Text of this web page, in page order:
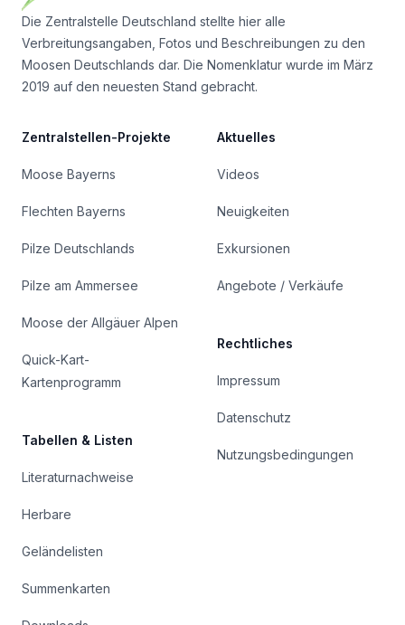
Die Zentralstelle Deutschland stellte hier alle
Verbreitungsangaben, Fotos und Beschreibungen zu den
Moosen Deutschlands dar. Die Nomenklatur wurde im März
2019 auf den neuesten Stand gebracht.
Zentralstellen-Projekte
Moose Bayerns
Flechten Bayerns
Pilze Deutschlands
Pilze am Ammersee
Moose der Allgäuer Alpen
Quick-Kart-
Kartenprogramm
Tabellen & Listen
Literaturnachweise
Herbare
Geländelisten
Summenkarten
Aktuelles
Videos
Neuigkeiten
Exkursionen
Angebote / Verkäufe
Rechtliches
Impressum
Datenschutz
Nutzungsbedingungen